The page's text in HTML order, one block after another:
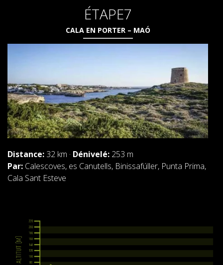
ÉTAPE7
CALA EN PORTER – MAÓ
Distance: 32 km · Dénivelé: 253 m
Par: Calescoves, es Canutells, Binissafúller, Punta Prima,
Cala Sant Esteve